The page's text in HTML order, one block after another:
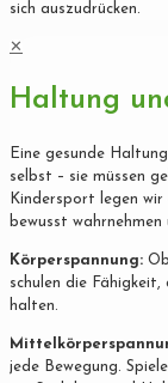
sich auszudrücken.
✕
Haltung
Eine gesunde
selbst – sie müssen
Kindersport legen
bewusst
Körperspannung:
schulen die
halten.
jede Bewegung.